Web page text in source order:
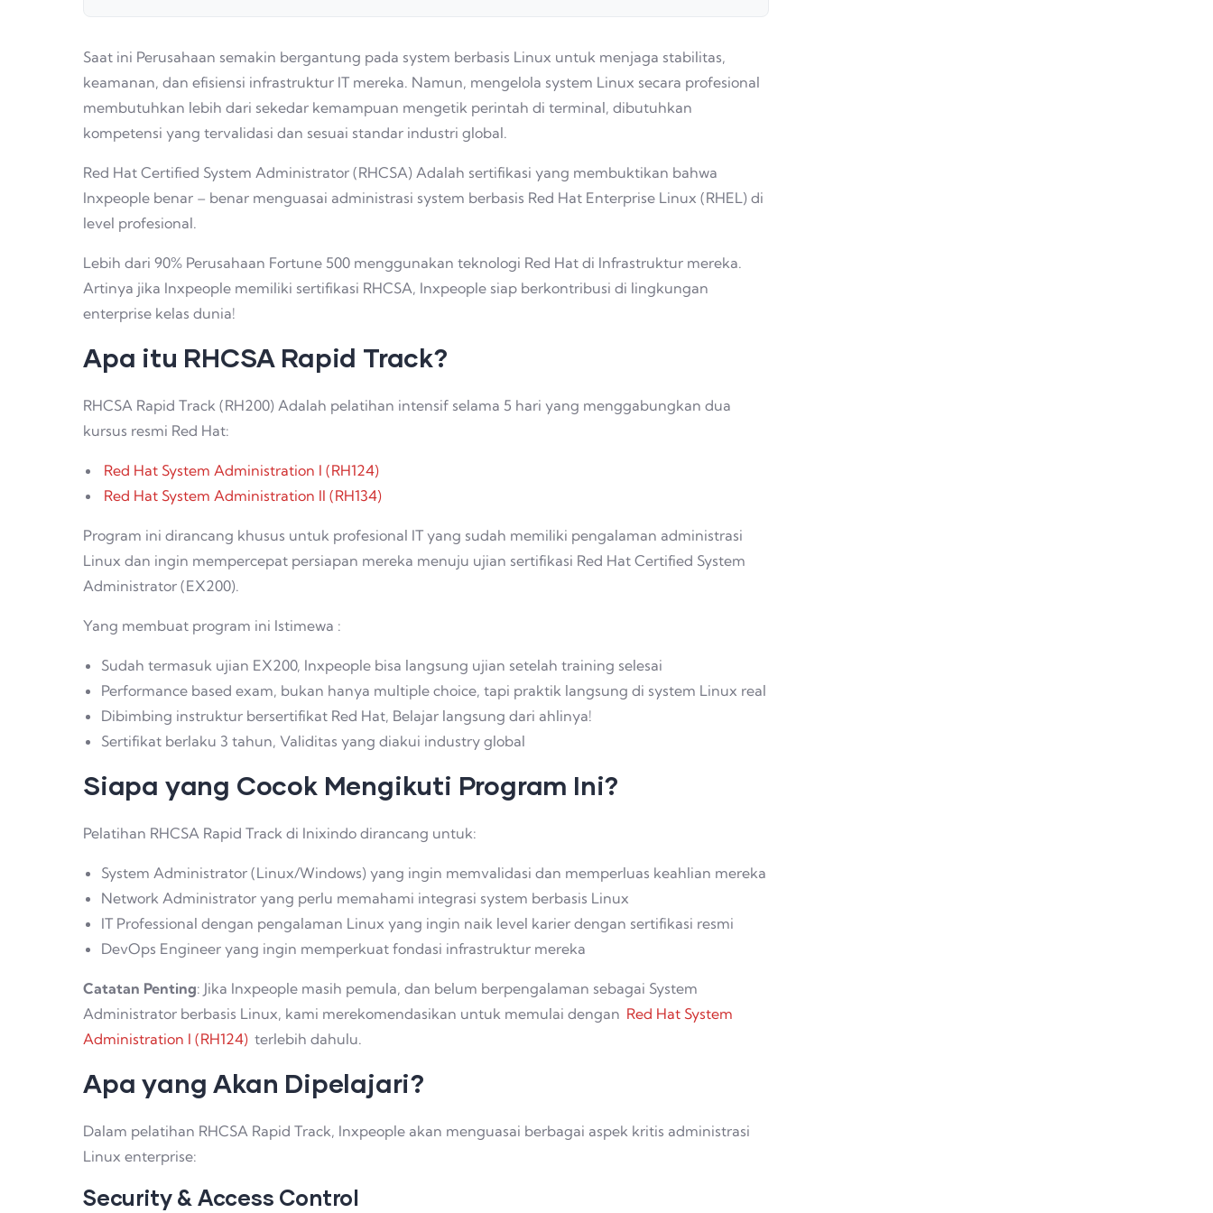
Saat ini Perusahaan semakin bergantung pada system berbasis Linux untuk menjaga stabilitas,
keamanan, dan efisiensi infrastruktur IT mereka. Namun, mengelola system Linux secara profesional
membutuhkan lebih dari sekedar kemampuan mengetik perintah di terminal, dibutuhkan
kompetensi yang tervalidasi dan sesuai standar industri global.
Red Hat Certified System Administrator (RHCSA) Adalah sertifikasi yang membuktikan bahwa
Inxpeople benar – benar menguasai administrasi system berbasis Red Hat Enterprise Linux (RHEL) di
level profesional.
Lebih dari 90% Perusahaan Fortune 500 menggunakan teknologi Red Hat di Infrastruktur mereka.
Artinya jika Inxpeople memiliki sertifikasi RHCSA, Inxpeople siap berkontribusi di lingkungan
enterprise kelas dunia!
Apa itu RHCSA Rapid Track?
RHCSA Rapid Track (RH200) Adalah pelatihan intensif selama 5 hari yang menggabungkan dua
kursus resmi Red Hat:
Red Hat System Administration I (RH124)
Red Hat System Administration II (RH134)
Program ini dirancang khusus untuk profesional IT yang sudah memiliki pengalaman administrasi
Linux dan ingin mempercepat persiapan mereka menuju ujian sertifikasi Red Hat Certified System
Administrator (EX200).
Yang membuat program ini Istimewa :
Sudah termasuk ujian EX200, Inxpeople bisa langsung ujian setelah training selesai
Performance based exam, bukan hanya multiple choice, tapi praktik langsung di system Linux real
Dibimbing instruktur bersertifikat Red Hat, Belajar langsung dari ahlinya!
Sertifikat berlaku 3 tahun, Validitas yang diakui industry global
Siapa yang Cocok Mengikuti Program Ini?
Pelatihan RHCSA Rapid Track di Inixindo dirancang untuk:
System Administrator (Linux/Windows) yang ingin memvalidasi dan memperluas keahlian mereka
Network Administrator yang perlu memahami integrasi system berbasis Linux
IT Professional dengan pengalaman Linux yang ingin naik level karier dengan sertifikasi resmi
DevOps Engineer yang ingin memperkuat fondasi infrastruktur mereka
Catatan Penting: Jika Inxpeople masih pemula, dan belum berpengalaman sebagai System
Administrator berbasis Linux, kami merekomendasikan untuk memulai dengan Red Hat System
Administration I (RH124) terlebih dahulu.
Apa yang Akan Dipelajari?
Dalam pelatihan RHCSA Rapid Track, Inxpeople akan menguasai berbagai aspek kritis administrasi
Linux enterprise:
Security & Access Control